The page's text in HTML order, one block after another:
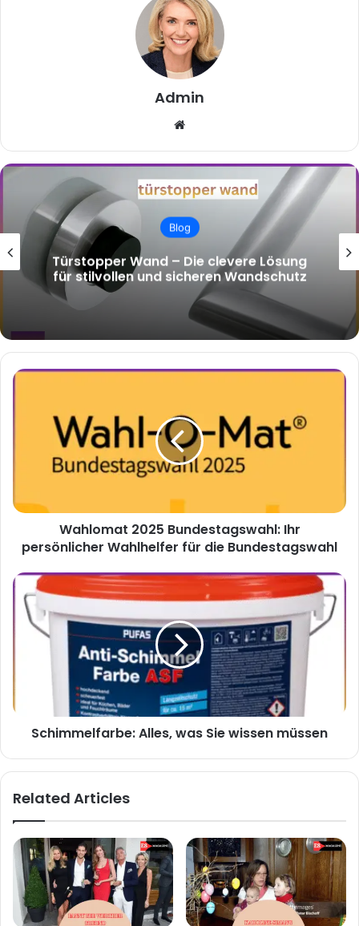
Admin
Blog
Türstopper Wand – Die clevere Lösung
für stilvollen und sicheren Wandschutz
Wahlomat
persönlicher
Wahlhelfer
Bundestagswahl
Wahlomat 2025 Bundestagswahl: Ihr
persönlicher Wahlhelfer für die Bundestagswahl
Schimmelfarbe:
Alles,
was
Schimmelfarbe: Alles, was Sie wissen müssen
Related Articles